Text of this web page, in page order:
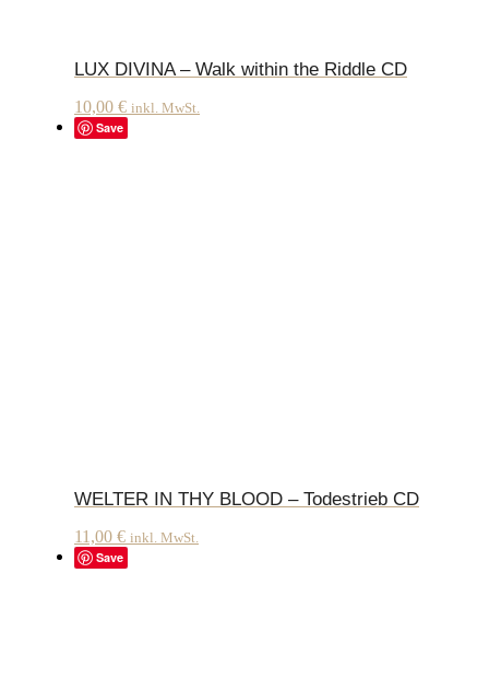
LUX DIVINA – Walk within the Riddle CD
10,00 € inkl. MwSt.
Save
WELTER IN THY BLOOD – Todestrieb CD
11,00 € inkl. MwSt.
Save